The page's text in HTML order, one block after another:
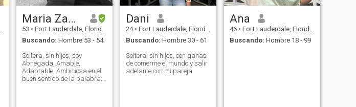
Maria Zambrano
53 • Fort Lauderdale, Florida, Estados Unidos
Buscando: Hombre 53 - 54
Soltera, sin hijos, soy
Abnegada, Amable,
Adaptable, Ambiciosa en el
buen sentido de la palabra;
Dani
24 • Fort Lauderdale, Florida, Estados Unidos
Buscando: Hombre 30 - 61
Soltera, sin hijos, con ganas
de comerme el mundo y salir
adelante con mi pareja
Ana
46 • Fort Lauderdale, Florida, Estados Unidos
Buscando: Hombre 18 - 99